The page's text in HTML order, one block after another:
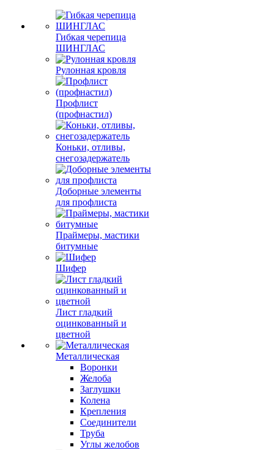
Гибкая черепица
ШИНГЛАС
Рулонная кровля
Профлист
(профнастил)
Коньки, отливы,
снегозадержатель
Доборные элементы
для профлиста
Праймеры, мастики
битумные
Шифер
Лист гладкий
оцинкованный и
цветной
Металлическая
Воронки
Желоба
Заглушки
Колена
Крепления
Соединители
Труба
Углы желобов